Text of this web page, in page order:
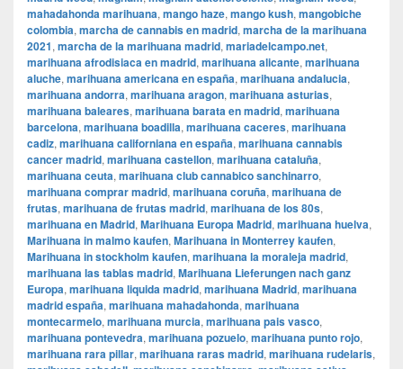
mahadahonda marihuana, mango haze, mango kush, mangobiche
colombia, marcha de cannabis en madrid, marcha de la marihuana
2021, marcha de la marihuana madrid, mariadelcampo.net,
marihuana afrodisiaca en madrid, marihuana alicante, marihuana
aluche, marihuana americana en españa, marihuana andalucia,
marihuana andorra, marihuana aragon, marihuana asturias,
marihuana baleares, marihuana barata en madrid, marihuana
barcelona, marihuana boadilla, marihuana caceres, marihuana
cadiz, marihuana californiana en españa, marihuana cannabis
cancer madrid, marihuana castellon, marihuana cataluña,
marihuana ceuta, marihuana club cannabico sanchinarro,
marihuana comprar madrid, marihuana coruña, marihuana de
frutas, marihuana de frutas madrid, marihuana de los 80s,
marihuana en Madrid, Marihuana Europa Madrid, marihuana huelva,
Marihuana in malmo kaufen, Marihuana in Monterrey kaufen,
Marihuana in stockholm kaufen, marihuana la moraleja madrid,
marihuana las tablas madrid, Marihuana Lieferungen nach ganz
Europa, marihuana liquida madrid, marihuana Madrid, marihuana
madrid españa, marihuana mahadahonda, marihuana
montecarmelo, marihuana murcia, marihuana pais vasco,
marihuana pontevedra, marihuana pozuelo, marihuana punto rojo,
marihuana rara pillar, marihuana raras madrid, marihuana rudelaris,